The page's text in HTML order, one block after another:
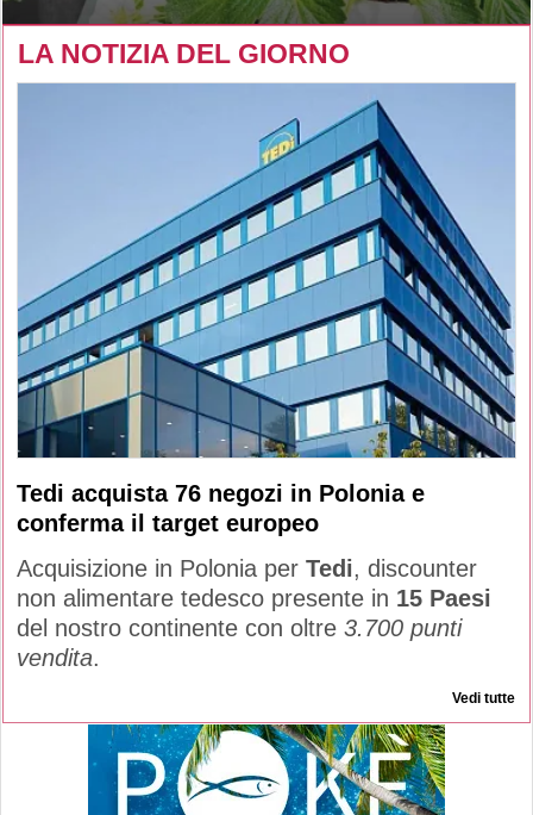
LA NOTIZIA DEL GIORNO
Tedi acquista 76 negozi in Polonia e
conferma il target europeo
Acquisizione in Polonia per Tedi, discounter
non alimentare tedesco presente in 15 Paesi
del nostro continente con oltre 3.700 punti
vendita.
Vedi tutte